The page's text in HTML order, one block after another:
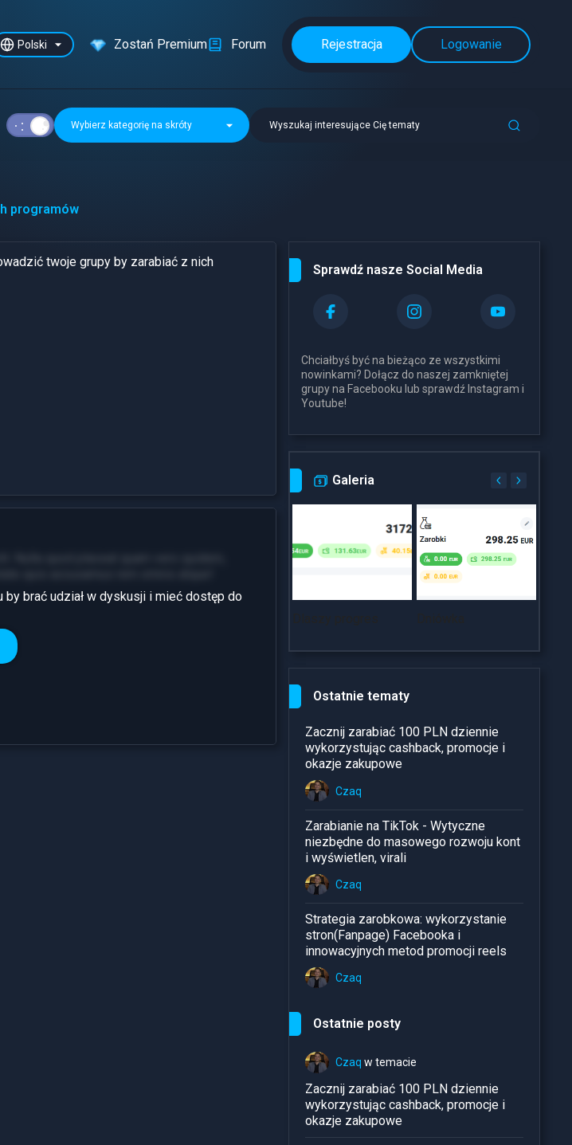
Polski Zostań Premium Forum Rejestracja Logowanie
Wybierz kategorię na skróty Wyszukaj interesujące Cię tematy
programów
twoje grupy by zarabiać z nich
brać udział w dyskusji i mieć dostęp do
Sprawdź nasze Social Media
Chciałbyś być na bieżąco ze wszystkimi
nowinkami? Dołącz do naszej zamkniętej
grupy na Facebooku lub sprawdź Instagram i
Youtube!
Galeria
Ostatnie tematy
Zacznij zarabiać 100 PLN dziennie
wykorzystując cashback, promocje i
okazje zakupowe
Czaq
Zarabianie na TikTok - Wytyczne
niezbędne do masowego rozwoju kont
i wyświetlen, virali
Czaq
Strategia zarobkowa: wykorzystanie
stron(Fanpage) Facebooka i
innowacyjnych metod promocji reels
Czaq
Ostatnie posty
Czaq w temacie
Zacznij zarabiać 100 PLN dziennie
wykorzystując cashback, promocje i
okazje zakupowe